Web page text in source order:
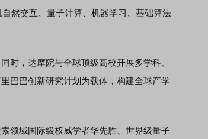
然交互、量子计算、机器学习、基础算法
，达摩院与全球顶级高校开展多学科、
巴巴创新研究计划为载体，构建全球产学
域国际级权威学者华先胜、世界级量子